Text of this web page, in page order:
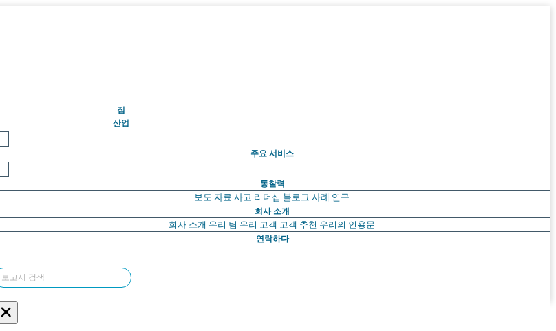
집(현재의)
산업
주요 서비스
통찰력
보도 자료 사고 리더십 블로그 사례 연구
회사 소개
회사 소개 우리 팀 우리 고객 고객 추천 우리의 인용문
연락하다
×